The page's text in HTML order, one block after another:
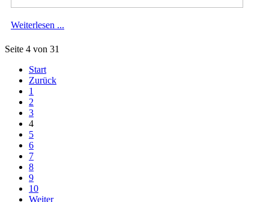
Weiterlesen ...
Seite 4 von 31
Start
Zurück
1
2
3
4
5
6
7
8
9
10
Weiter